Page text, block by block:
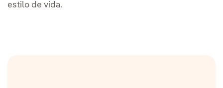
estilo de vida.